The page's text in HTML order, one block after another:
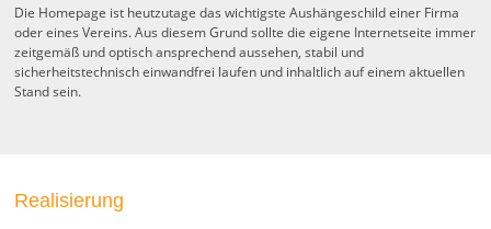
Die Homepage ist heutzutage das wichtigste Aushängeschild einer Firma
oder eines Vereins. Aus diesem Grund sollte die eigene Internetseite immer
zeitgemäß und optisch ansprechend aussehen, stabil und
sicherheitstechnisch einwandfrei laufen und inhaltlich auf einem aktuellen
Stand sein.
Realisierung